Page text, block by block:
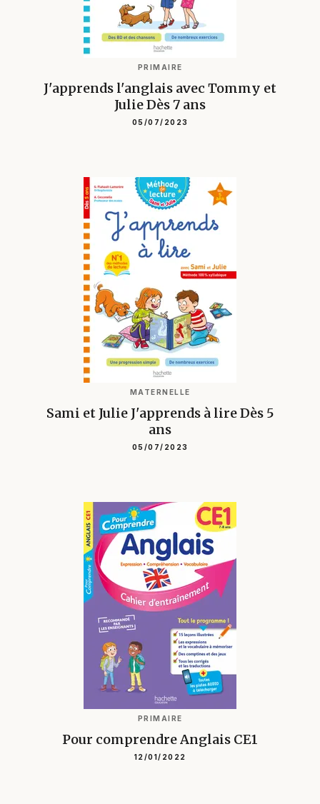
PRIMAIRE
J'apprends l'anglais avec Tommy et
Julie Dès 7 ans
05/07/2023
MATERNELLE
Sami et Julie J'apprends à lire Dès 5
ans
05/07/2023
PRIMAIRE
Pour comprendre Anglais CE1
12/01/2022